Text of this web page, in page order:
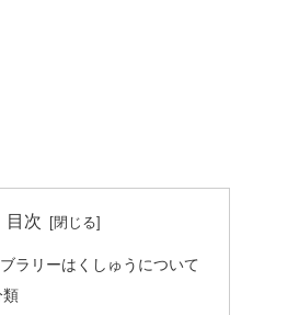
目次
ラリーはくしゅうについて
類